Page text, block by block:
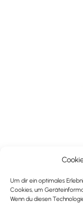
Um dir ein optimales
Cookies, um
Wenn du diesen